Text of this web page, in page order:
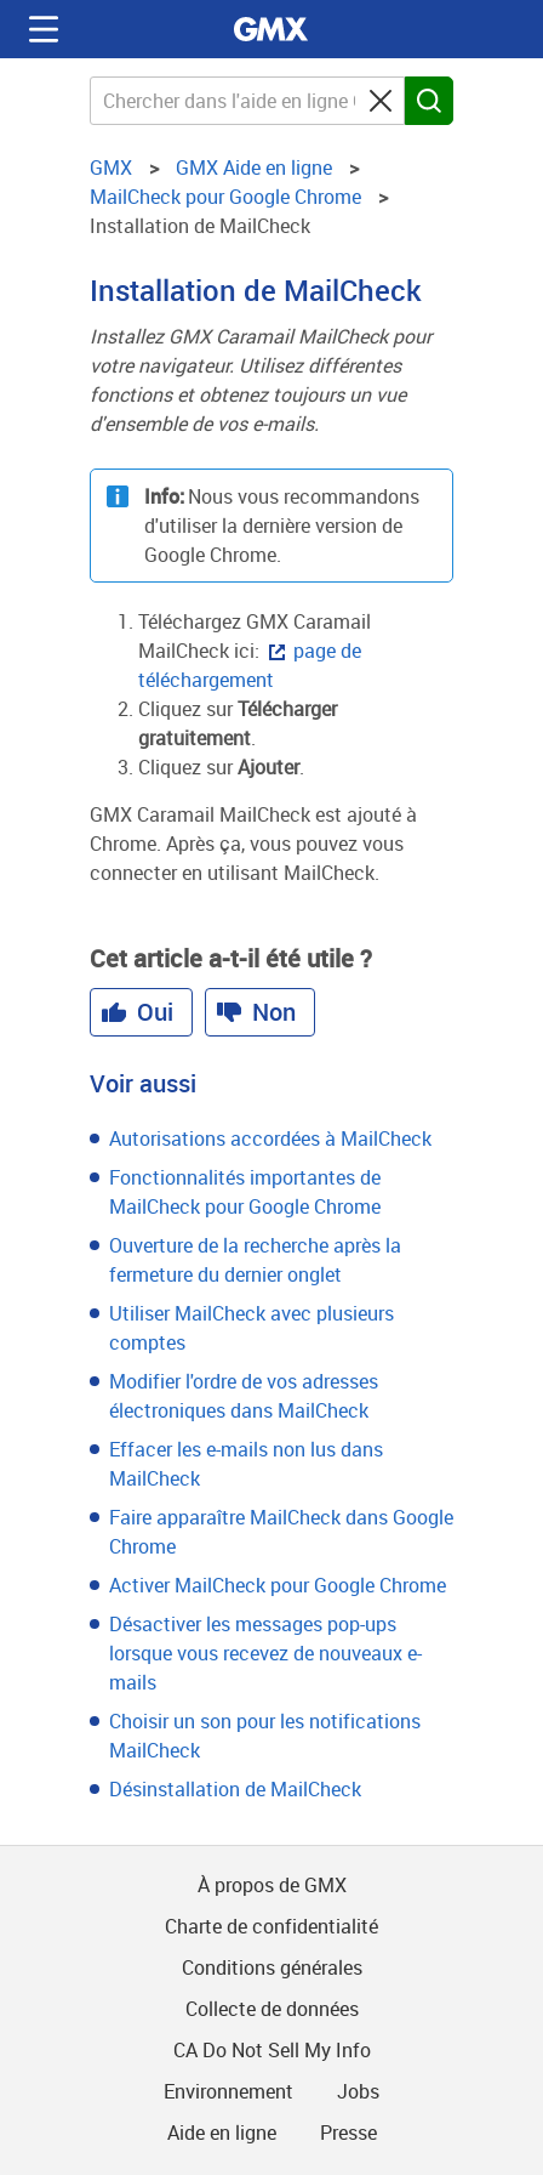
GMX
GMX Aide en ligne
MailCheck pour Google Chrome
Installation de MailCheck
Installation de MailCheck
Installez GMX Caramail MailCheck pour
votre navigateur. Utilisez différentes
fonctions et obtenez toujours un vue
d'ensemble de vos e-mails.
Info:Nous vous recommandons
d'utiliser la dernière version de
Google Chrome.
Téléchargez GMX Caramail
MailCheck ici:
page de
téléchargement
Cliquez surTélécharger
gratuitement.
Cliquez surAjouter.
GMX Caramail MailCheck est ajouté à
Chrome. Après ça, vous pouvez vous
connecter en utilisant MailCheck.
Cet article a-t-il été utile ?
Oui
Non
Voir aussi
Autorisations accordées à MailCheck
Fonctionnalités importantes de
MailCheck pour Google Chrome
Ouverture de la recherche après la
fermeture du dernier onglet
Utiliser MailCheck avec plusieurs
comptes
Modifier l'ordre de vos adresses
électroniques dans MailCheck
Effacer les e-mails non lus dans
MailCheck
Faire apparaître MailCheck dans Google
Chrome
Activer MailCheck pour Google Chrome
Désactiver les messages pop-ups
lorsque vous recevez de nouveaux e-
mails
Choisir un son pour les notifications
MailCheck
Désinstallation de MailCheck
À propos de GMX
Charte de confidentialité
Conditions générales
Collecte de données
CA Do Not Sell My Info
Environnement
Jobs
Aide en ligne
Presse